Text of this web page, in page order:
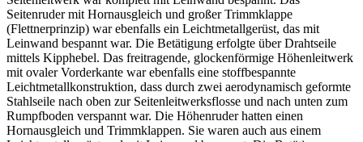
Seitenruder mit Hornausgleich und großer Trimmklappe
(Flettnerprinzip) war ebenfalls ein Leichtmetallgerüst, das mit
Leinwand bespannt war. Die Betätigung erfolgte über Drahtseile
mittels Kipphebel. Das freitragende, glockenförmige Höhenleitwerk
mit ovaler Vorderkante war ebenfalls eine stoffbespannte
Leichtmetallkonstruktion, dass durch zwei aerodynamisch geformte
Stahlseile nach oben zur Seitenleitwerksflosse und nach unten zum
Rumpfboden verspannt war. Die Höhenruder hatten einen
Hornausgleich und Trimmklappen. Sie waren auch aus einem